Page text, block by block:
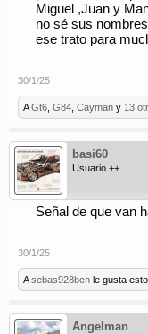
Miguel ,Juan y
no sé sus
ese trato para
30/1/25
AGt6 G84 Cayman y 13
basi60
Usuario ++
Señal de que van
30/1/25
Asebas928bcn le gusta esto.
Angelman